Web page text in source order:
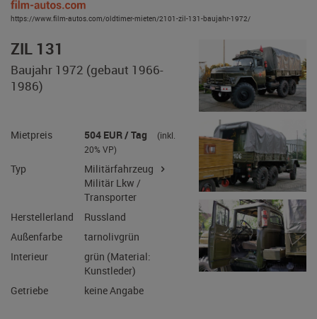
https://www.film-autos.com/oldtimer-mieten/2101-zil-131-baujahr-1972/
ZIL 131
Baujahr 1972 (gebaut 1966-
1986)
504 EUR / Tag
20% VP)
Militärfahrzeug
Militär Lkw /
Transporter
Herstellerland
Russland
Außenfarbe
tarnolivgrün
Interieur
grün (Material:
Kunstleder)